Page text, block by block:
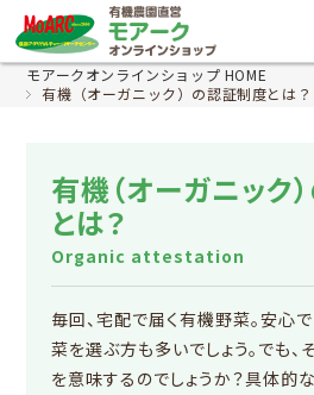
モアークオンラインショップ HOME
有機（オーガニック）の認証制度とは？
有機（オーガニック
とは？
Organic attestation
毎回、宅配で届く有機野菜。安心
菜を選ぶ方も多いでしょう。でも、
を意味するのでしょうか？具体的